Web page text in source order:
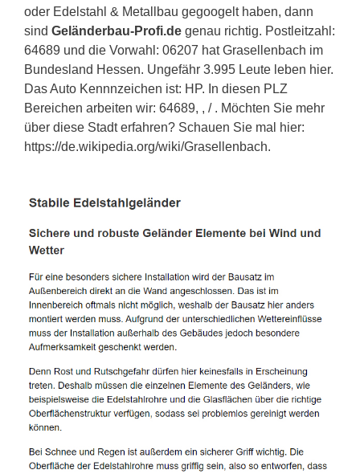
oder Edelstahl & Metallbau gegoogelt haben, dann
sind Geländerbau-Profi.de genau richtig. Postleitzahl:
64689 und die Vorwahl: 06207 hat Grasellenbach im
Bundesland Hessen. Ungefähr 3.995 Leute leben hier.
Das Auto Kennnzeichen ist: HP. In diesen PLZ
Bereichen arbeiten wir: 64689, , / . Möchten Sie mehr
über diese Stadt erfahren? Schauen Sie mal hier:
https://de.wikipedia.org/wiki/Grasellenbach.